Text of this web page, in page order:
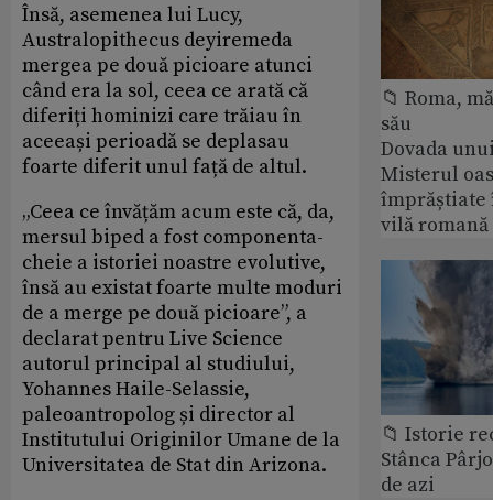
Însă, asemenea lui Lucy,
Australopithecus deyiremeda
mergea pe două picioare atunci
când era la sol, ceea ce arată că
diferiți hominizi care trăiau în
aceeași perioadă se deplasau
foarte diferit unul față de altul.
„Ceea ce învățăm acum este că, da,
mersul biped a fost componenta-
cheie a istoriei noastre evolutive,
însă au existat foarte multe moduri
de a merge pe două picioare”, a
declarat pentru Live Science
autorul principal al studiului,
Yohannes Haile-Selassie,
paleoantropolog și director al
Institutului Originilor Umane de la
Universitatea de Stat din Arizona.
📁 Roma,
său
Dovada
Misterul
împrăștiate
vilă romană
📁 Istorie
Stânca
de azi